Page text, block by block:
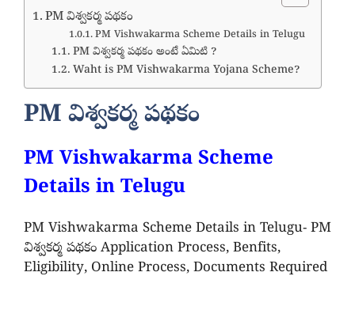
PM విశ్వకర్మ పథకం
PM Vishwakarma Scheme Details in Telugu
PM విశ్వకర్మ పథకం అంటే ఏమిటి ?
Waht is PM Vishwakarma Yojana Scheme?
PM విశ్వకర్మ పథకం
PM Vishwakarma Scheme
Details in Telugu
PM Vishwakarma Scheme Details in Telugu- PM
విశ్వకర్మ పథకం Application Process, Benfits,
Eligibility, Online Process, Documents Required